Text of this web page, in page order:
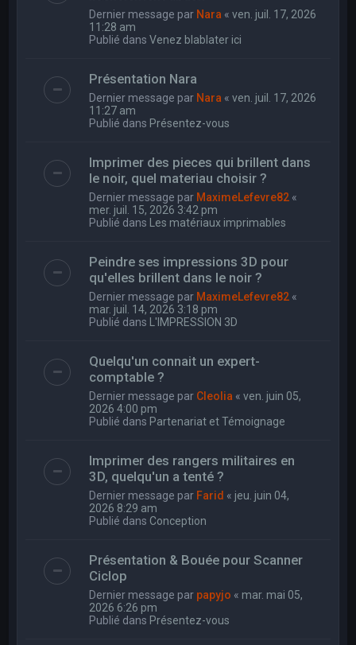
Dernier message par Nara «ven. juil. 17, 2026
11:28 am
Publié dansVenez blablater ici
Présentation Nara
Dernier message par Nara «ven. juil. 17, 2026
11:27 am
Publié dans Présentez-vous
Imprimer des pieces qui brillent dans
le noir, quel materiau choisir ?
Dernier message par MaximeLefevre82 «
mer. juil. 15, 2026 3:42 pm
Publié dans Les matériaux imprimables
Peindre ses impressions 3D pour
qu'elles brillent dans le noir ?
Dernier message par MaximeLefevre82 «
mar. juil. 14, 2026 3:18 pm
Publié dans L'IMPRESSION 3D
Quelqu'un connait un expert-
comptable ?
Dernier message par Cleolia «ven. juin 05,
2026 4:00 pm
Publié dans Partenariat et Témoignage
Imprimer des rangers militaires en
3D, quelqu'un a tenté ?
Dernier message par Farid « jeu. juin 04,
2026 8:29 am
Publié dans Conception
Présentation & Bouée pour Scanner
Ciclop
Dernier message par papyjo « mar. mai 05,
2026 6:26 pm
Publié dans Présentez-vous